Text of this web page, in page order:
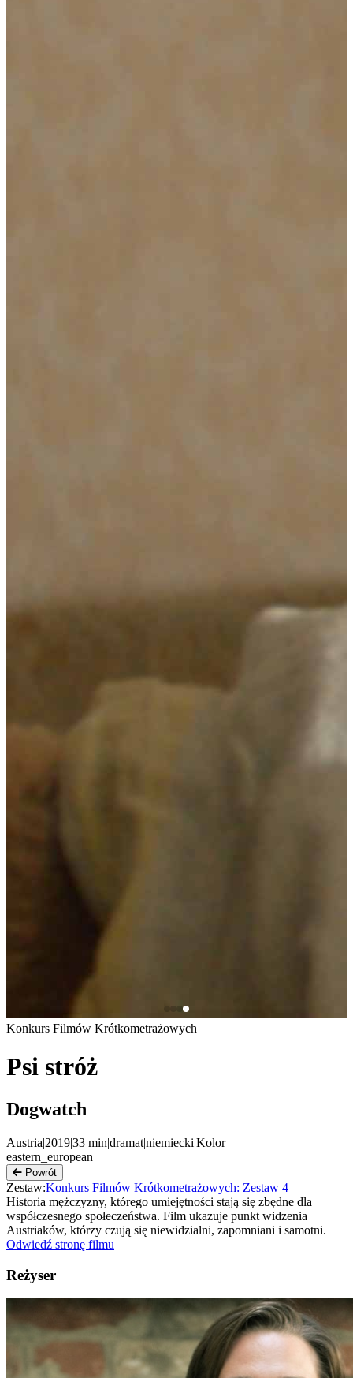
Konkurs Filmów Krótkometrażowych
Psi stróż
Dogwatch
Austria|2019|33 min|dramat|niemiecki|Kolor
eastern_european
Powrót
Zestaw:Konkurs Filmów Krótkometrażowych: Zestaw 4
Historia mężczyzny, którego umiejętności stają się zbędne dla
współczesnego społeczeństwa. Film ukazuje punkt widzenia
Austriaków, którzy czują się niewidzialni, zapomniani i samotni.
Odwiedź stronę filmu
Reżyser